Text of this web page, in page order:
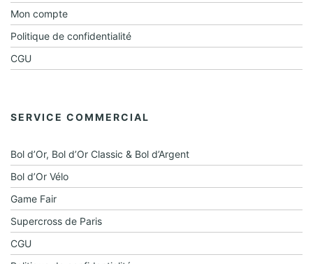
Mon compte
Politique de confidentialité
CGU
SERVICE COMMERCIAL
Bol d’Or, Bol d’Or Classic & Bol d’Argent
Bol d’Or Vélo
Game Fair
Supercross de Paris
CGU